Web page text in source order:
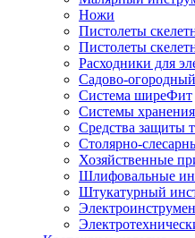
Ножи
Пистолеты
Пистолеты
Расходники для
Садово-
Система ширеФит
Системы хранения
Средства защиты
Столярно-
Хозяйственные
Шлифовальные
Штукатурный